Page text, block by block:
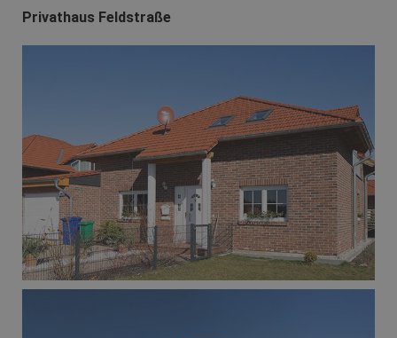
Privathaus Feldstraße